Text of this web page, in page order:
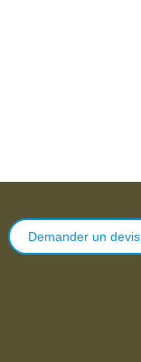
Demander un devis